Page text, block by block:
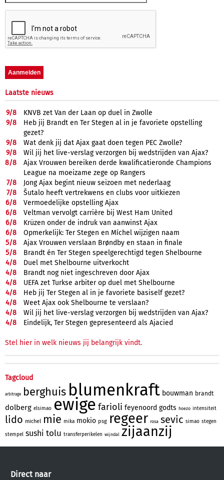
Laatste nieuws
9/8
KNVB zet Van der Laan op duel in Zwolle
9/8
Heb jij Brandt en Ter Stegen al in je favoriete opstelling
gezet?
9/8
Wat denk jij dat Ajax gaat doen tegen PEC Zwolle?
9/8
Wil jij het live-verslag verzorgen bij wedstrijden van Ajax?
8/8
Ajax Vrouwen bereiken derde kwalificatieronde Champions
League na moeizame zege op Rangers
7/8
Jong Ajax begint nieuw seizoen met nederlaag
7/8
Šutalo heeft vertrekwens en clubs voor uitkiezen
6/8
Vermoedelijke opstelling Ajax
6/8
Veltman vervolgt carrière bij West Ham United
6/8
Krüzen onder de indruk van aanwinst Ajax
6/8
Opmerkelijk: Ter Stegen en Míchel wijzigen naam
5/8
Ajax Vrouwen verslaan Brøndby en staan in finale
5/8
Brandt én Ter Stegen speelgerechtigd tegen Shelbourne
4/8
Duel met Shelbourne uitverkocht
4/8
Brandt nog niet ingeschreven door Ajax
4/8
UEFA zet Turkse arbiter op duel met Shelbourne
4/8
Heb jij Ter Stegen al in je favoriete basiself gezet?
4/8
Weet Ajax ook Shelbourne te verslaan?
4/8
Wil jij het live-verslag verzorgen bij wedstrijden van Ajax?
4/8 Eindelijk, Ter Stegen gepresenteerd als Ajacied
Stel hier in welk nieuws jij belangrijk vindt.
Tagcloud
arbitrage berghuis blumenkraft bouwman brandt
dolberg elsimao ewige farioli feyenoord godts hoezo intensiteit
lido michel mie mika mokio psg regeer rosa sevic simao stegen
stempel sushi tolu transferperikelen wijndal zijaanzij
Direct naar